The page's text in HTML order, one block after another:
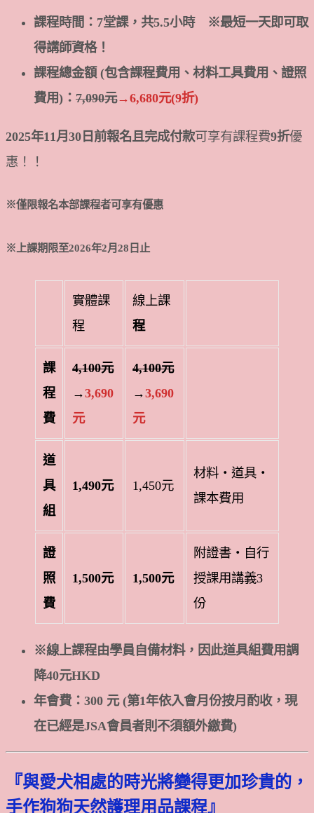
課程時間：7堂課，共5.5小時 ※最短一天即可取
得講師資格！
課程總金額 (包含課程費用、材料工具費用、證照
費用)： 7,090元→6,680元(9折)
2025年11月30日前報名且完成付款可享有課程費9折優
惠！！
※僅限報名本部課程者可享有優惠
※ 上課期限至2026年2月28日止
實體課
程
線上課
程
課
程
費
4,100元
→3,690
元
4,100元
→3,690
元
道
具
組
1,490元 1,450元
材料・道具・
課本費用
證
照
費
1,500元 1,500元
附證書・自行
授課用講義3
份
※線上課程由學員自備材料，因此道具組費用調
降40元HKD
年會費：300 元 (第1年依入會月份按月酌收，現
在已經是JSA會員者則不須額外繳費)
『與愛犬相處的時光將變得更加珍貴的，
手作狗狗天然護理用品課程』